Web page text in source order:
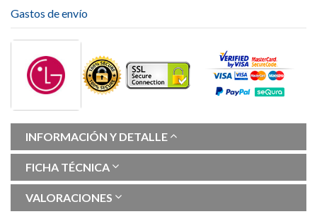
Gastos de envío
INFORMACIÓN Y DETALLE
FICHA TÉCNICA
VALORACIONES